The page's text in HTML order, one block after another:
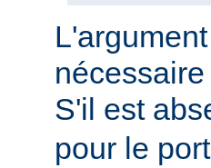
S'il est
pour le